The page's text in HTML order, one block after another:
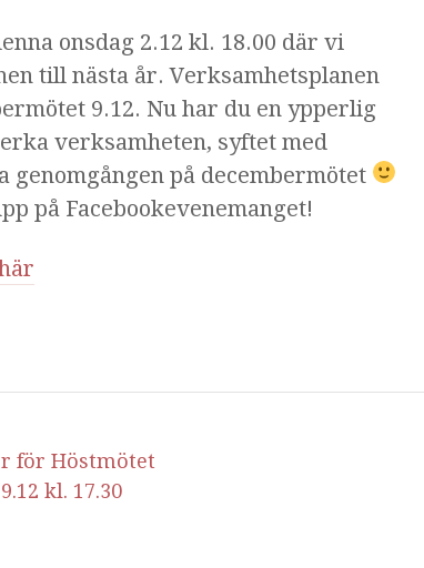
onsdag 2.12 kl. 18.00 där vi
till nästa år. Verksamhetsplanen
9.12. Nu har du en ypperlig
verksamheten, syftet med
genomgången på decembermötet
på Facebookevenemanget!
för Höstmötet
kl. 17.30